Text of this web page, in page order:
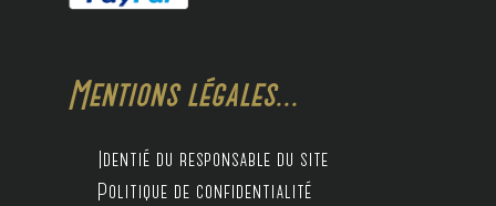
Mentions légales...
Identié du responsable du site
Politique de confidentialité